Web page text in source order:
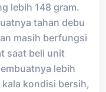
lebih 148 gram.
tahan debu
masih berfungsi
saat beli unit
lebih
kondisi bersih,